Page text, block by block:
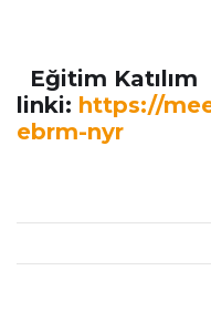
Eğitim Katılım
linki: https://
ebrm-nyr